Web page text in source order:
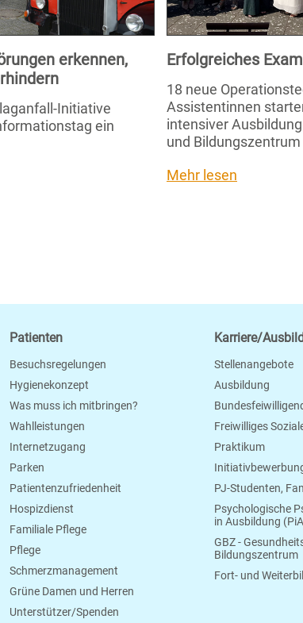
erkennen,
Initiative
ein
Erfolgreiches
18 neue
Assistentinnen
intensiver
und
Mehr lesen
Patienten
Besuchsregelungen
Hygienekonzept
Was muss ich mitbringen?
Wahlleistungen
Internetzugang
Parken
Patientenzufriedenheit
Hospizdienst
Familiale Pflege
Pflege
Schmerzmanagement
Grüne Damen und Herren
Unterstützer/Spenden
Karriere/
Stellenangebote
Ausbildung
Freiwilliges
Praktikum
PJ-Studenten,
Psychologische
in Ausbildung
GBZ -
Bildungszentrum
Fort- und